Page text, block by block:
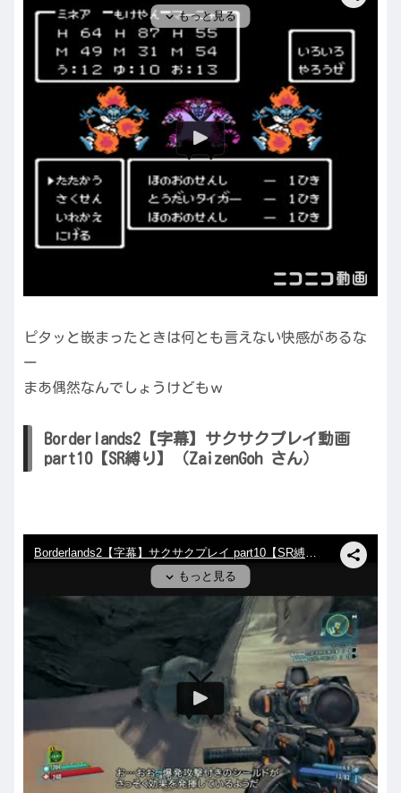
ピタッと嵌まったときは何とも言えない快感があるな
ー
まあ偶然なんでしょうけどもｗ
Borderlands2【字幕】サクサクプレイ動画
part10【SR縛り】（ZaizenGoh さん）